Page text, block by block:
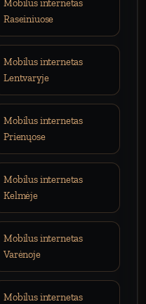
Mobilus internetas
Raseiniuose
Mobilus internetas
Lentvaryje
Mobilus internetas
Prienųose
Mobilus internetas
Kelmėje
Mobilus internetas
Varėnoje
Mobilus internetas